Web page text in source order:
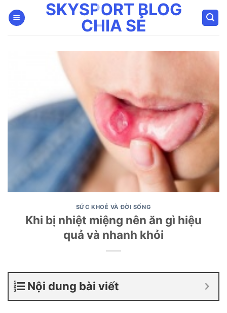
qua
SKYSPORT BLOG
CHIA SẺ
SỨC KHOẺ VÀ ĐỜI SỐNG
Khi bị nhiệt miệng nên ăn gì hiệu
quả và nhanh khỏi
Nội dung bài viết